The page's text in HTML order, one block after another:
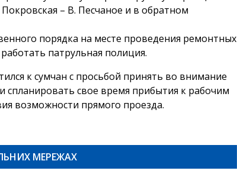
– В. Песчаное и в обратном
порядка на месте проведения ремонтных
патрульная полиция.
к сумчан с просьбой принять во внимание
спланировать свое время прибытия к рабочим
возможности прямого проезда.
МЕРЕЖАХ